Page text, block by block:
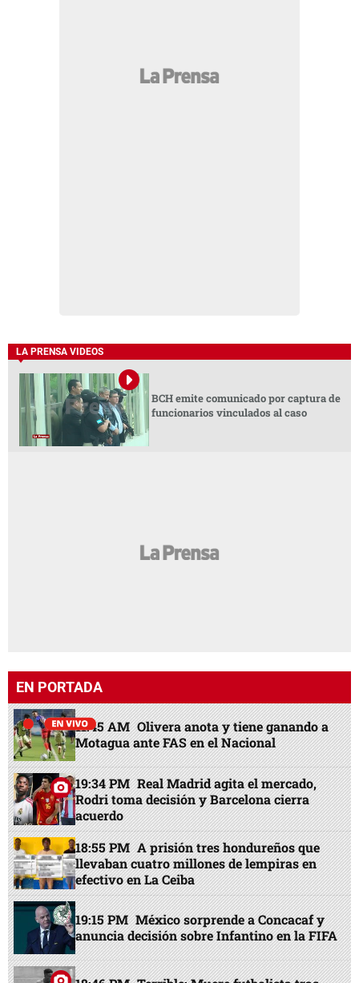
LA PRENSA VIDEOS
BCH emite comunicado por captura de
funcionarios vinculados al caso
EN PORTADA
11:45 AM Olivera anota y tiene ganando a
Motagua ante FAS en el Nacional
19:34 PM Real Madrid agita el mercado,
Rodri toma decisión y Barcelona cierra
acuerdo
18:55 PM A prisión tres hondureños que
llevaban cuatro millones de lempiras en
efectivo en La Ceiba
19:15 PM México sorprende a Concacaf y
anuncia decisión sobre Infantino en la FIFA